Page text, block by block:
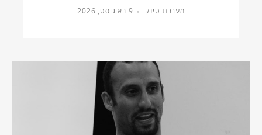
מערכת טינק 9 באוגוסט, 2026